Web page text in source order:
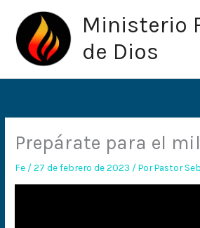
contenido
Ministerio
de Dios
Prepárate para el
Fe /27 de febrero de 2023 / PorPastor